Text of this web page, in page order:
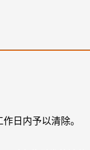
日内予以清除。